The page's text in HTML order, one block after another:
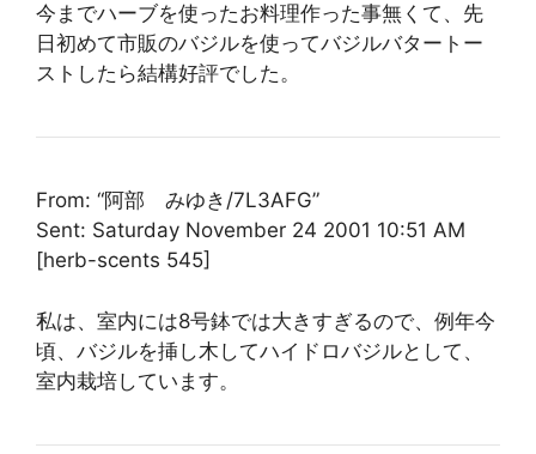
今までハーブを使ったお料理作った事無くて、先
日初めて市販のバジルを使ってバジルバタートー
ストしたら結構好評でした。
From: “阿部 みゆき/7L3AFG”
Sent: Saturday November 24 2001 10:51 AM
[herb-scents 545]
私は、室内には8号鉢では大きすぎるので、例年今
頃、バジルを挿し木してハイドロバジルとして、
室内栽培しています。